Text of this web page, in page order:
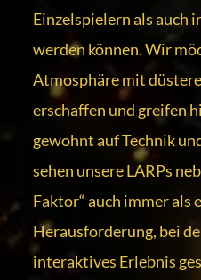
Einzelspielern als auch
werden können. Wir
Atmosphäre mit
erschaffen und greifen
gewohnt auf Technik
sehen unsere LARPs
Faktor“ auch immer als
Herausforderung, bei
interaktives Erlebnis